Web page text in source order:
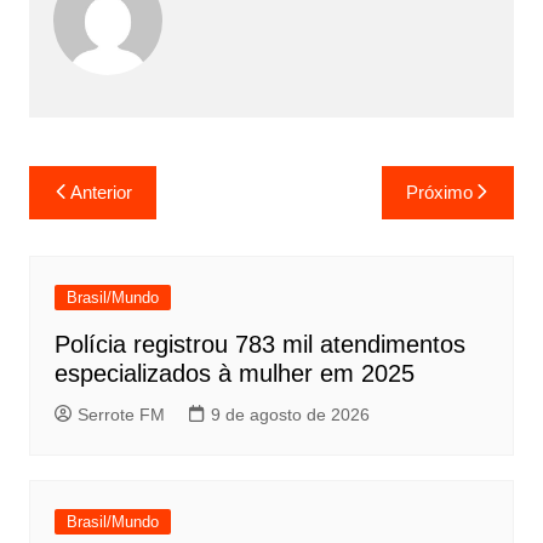
Navegação
de
Anterior Próximo
Brasil/Mundo
Polícia registrou 783 mil atendimentos
especializados à mulher em 2025
Serrote FM 9 de agosto de 2026
Brasil/Mundo